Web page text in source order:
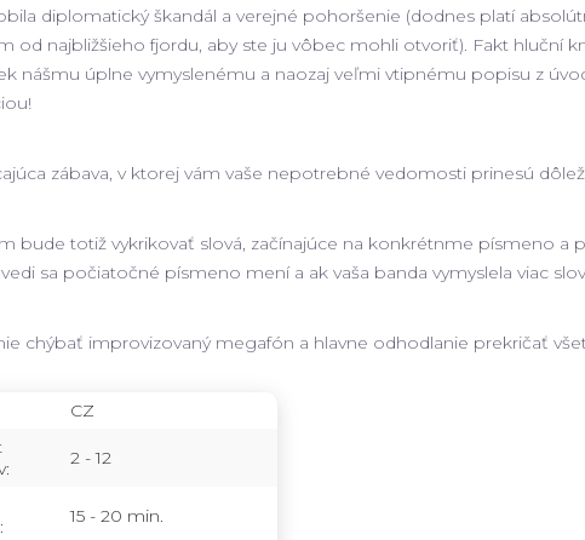
diplomatický škandál a verejné pohoršenie (dodnes platí
od najbližšieho fjordu, aby ste ju vôbec mohli otvoriť). Fakt hluční
nášmu úplne vymyslenému a naozaj veľmi vtipnému popisu z
zábava, v ktorej vám vaše nepotrebné vedomosti prinesú
bude totiž vykrikovať slová, začínajúce na konkrétnme písmeno a
sa počiatočné písmeno mení a ak vaša banda vymyslela viac
chýbať improvizovaný megafón a hlavne odhodlanie prekričať
CZ
2 - 12
15 - 20 min.